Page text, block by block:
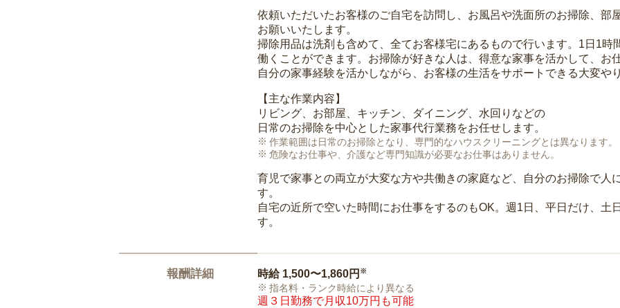
依頼いただいたお客様のご自宅を訪問し、お風呂や洗面所のお掃除、部
お願いいたします。
掃除用品は洗剤も含めて、全てお客様宅にあるもので行います。1日1時
働くことができます。お掃除が好きな人は、得意な家事を活かして、お
自分の家事経験を活かしながら、お客様の生活をサポートできる大変や
【主な作業内容】
リビング、お部屋、キッチン、ダイニング、水回りなどの
日常のお掃除を中心とした家事代行業務をお任せします。
作業範囲は日常のお掃除となり、専門的なハウスクリーニングとは異なります。
危険なお仕事や、介護など専門知識が必要なお仕事はありません。
育児で家事との両立が大変な方や共働きの家庭など、自分のお掃除で人
す。
自宅の近所で空いた時間にお仕事をするのもOK。週1日、平日だけ、土
す。
報酬詳細 時給 1,500〜1,860円 ※
指名料・ランク時給により異なる
週３日勤務で月収10万円も可能